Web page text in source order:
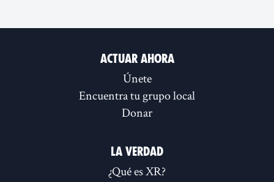
Actuar ahora
Únete
Encuentra tu grupo local
Donar
La verdad
¿Qué es XR?